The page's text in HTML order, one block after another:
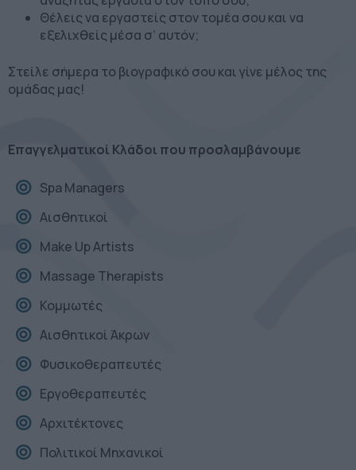
Θέλεις να εργαστείς στον τομέα σου και να
εξελιχθείς μέσα σ’ αυτόν;
Στείλε σήμερα το βιογραφικό σου και γίνε μέλος της
ομάδας μας!
Επαγγελματικοί Κλάδοι που προσλαμβάνουμε
Spa Managers
Αισθητικοί
Make Up Artists
Massage Therapists
Κομμωτές
Αισθητικοί Άκρων
Φυσικοθεραπευτές
Εργοθεραπευτές
Αρχιτέκτονες
Πολιτικοί Μηχανικοί